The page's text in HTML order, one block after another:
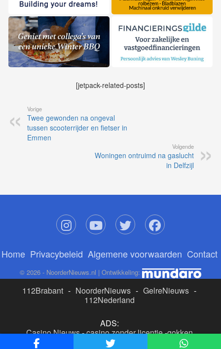
[jetpack-related-posts]
Vorige
Twee gewonden na ongeval
tussen scooterrijder en fietser in
Emmen
Volgende
Woningen ontruimd na gaslucht
in Delfzijl
Home Privacybeleid Algemene voorwaarden Contact
© 2026 - NoorderNieuws.nl | Ontwikkeling:
112Brabant - NoorderNieuws - GelreNieuws -
112Nederland
ADS:
Casino Nieuws-casino zonder licentie-gokken
buitenlandse site
beste online casino nederland